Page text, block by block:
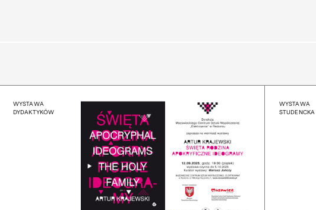
Wystawa Święta Rodzina.
WYSTAWA
DYDAKTYKÓW
WYSTAWA
STUDENCKA